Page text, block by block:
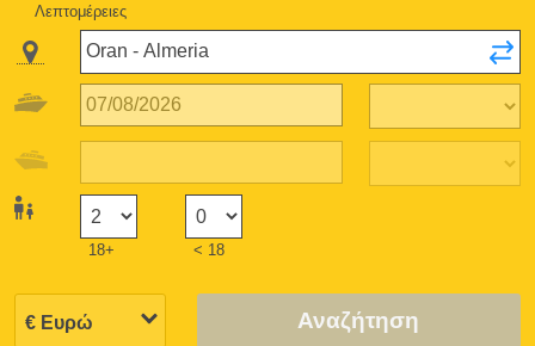
Λεπτομέρειες
18+ < 18
Αναζήτηση